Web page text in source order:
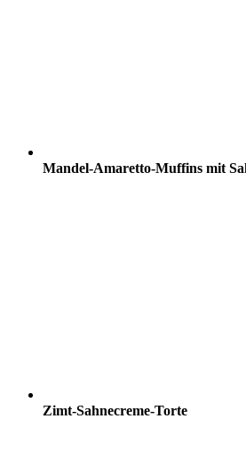
Mandel-Amaretto-Muffins mit
Zimt-Sahnecreme-Torte